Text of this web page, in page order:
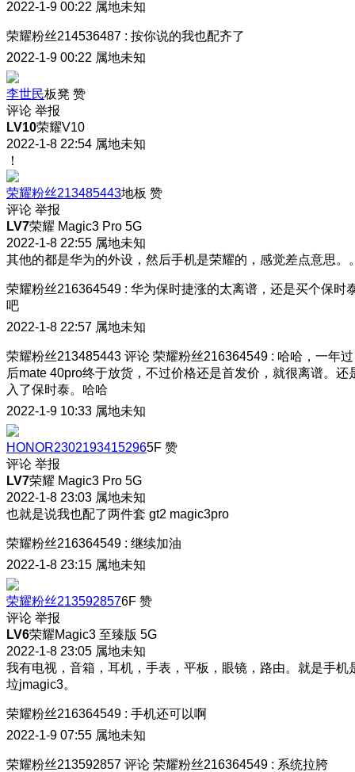
2022-1-9 00:22 属地未知
荣耀粉丝214536487 : 按你说的我也配齐了
2022-1-9 00:22 属地未知
李世民板凳 赞
评论 举报
LV10荣耀V10
2022-1-8 22:54 属地未知
！
荣耀粉丝213485443地板 赞
评论 举报
LV7荣耀 Magic3 Pro 5G
2022-1-8 22:55 属地未知
其他的都是华为的外设，然后手机是荣耀的，感觉差点意思。
荣耀粉丝216364549 : 华为保时捷涨的太离谱，还是买个保时
吧
2022-1-8 22:57 属地未知
荣耀粉丝213485443 评论 荣耀粉丝216364549 : 哈哈，一年过
后mate 40pro终于放货，不过价格还是首发价，就很离谱。还
入了保时泰。哈哈
2022-1-9 10:33 属地未知
HONOR23021934152965F 赞
评论 举报
LV7荣耀 Magic3 Pro 5G
2022-1-8 23:03 属地未知
也就是说我也配了两件套 gt2 magic3pro
荣耀粉丝216364549 : 继续加油
2022-1-8 23:15 属地未知
荣耀粉丝2135928576F 赞
评论 举报
LV6荣耀Magic3 至臻版 5G
2022-1-8 23:05 属地未知
我有电视，音箱，耳机，手表，平板，眼镜，路由。就是手机
垃jmagic3。
荣耀粉丝216364549 : 手机还可以啊
2022-1-9 07:55 属地未知
荣耀粉丝213592857 评论 荣耀粉丝216364549 : 系统拉胯